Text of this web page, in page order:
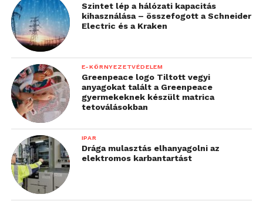
Szintet lép a hálózati kapacitás
kihasználása – összefogott a Schneider
Electric és a Kraken
E-KÖRNYEZETVÉDELEM
Greenpeace logo Tiltott vegyi
anyagokat talált a Greenpeace
gyermekeknek készült matrica
tetoválásokban
IPAR
Drága mulasztás elhanyagolni az
elektromos karbantartást